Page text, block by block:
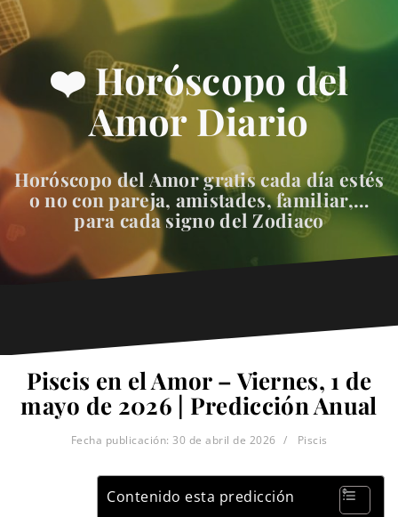
❤️ Horóscopo del
Amor Diario
Horóscopo del Amor gratis cada día estés
o no con pareja, amistades, familiar,…
para cada signo del Zodiaco
Piscis en el Amor – Viernes, 1 de
mayo de 2026 | Predicción Anual
Fecha publicación: 30 de abril de 2026 Piscis
Contenido esta predicción